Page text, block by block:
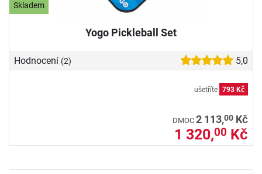
Skladem
Yogo Pickleball Set
Hodnocení (2) 5,0
ušetříte 793 Kč
DMOC 2 113,00 Kč
1 320,00 Kč